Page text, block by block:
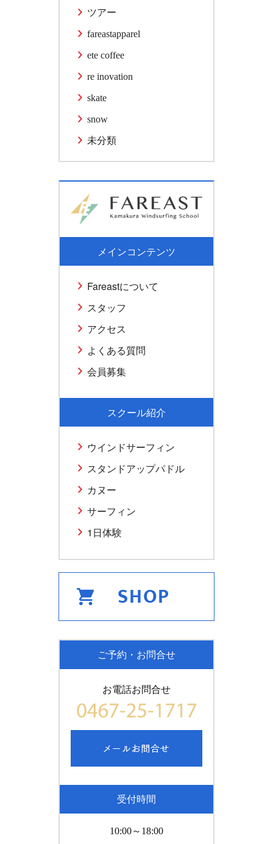
ツアー
fareastapparel
ete coffee
re inovation
skate
snow
未分類
メインコンテンツ
Fareastについて
スタッフ
アクセス
よくある質問
会員募集
スクール紹介
ウインドサーフィン
スタンドアップパドル
カヌー
サーフィン
1日体験
ご予約・お問合せ
お電話お問合せ
受付時間
10:00～18:00